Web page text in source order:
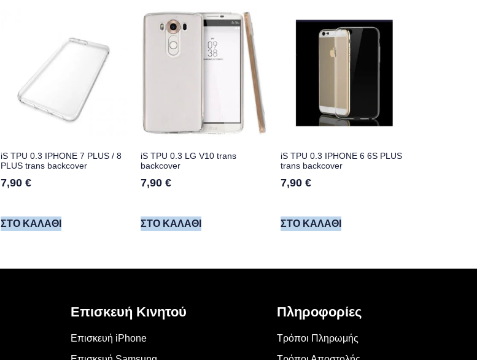
iS TPU 0.3 IPHONE 7 PLUS / 8
PLUS trans backcover
7,90 €
ΣΤΟ ΚΑΛΆΘΙ
iS TPU 0.3 LG V10 trans
backcover
7,90 €
ΣΤΟ ΚΑΛΆΘΙ
iS TPU 0.3 IPHONE 6 6S PLUS
trans backcover
7,90 €
ΣΤΟ ΚΑΛΆΘΙ
Επισκευή Κινητού
Επισκευή iPhone
Πληροφορίες
Τρόποι Πληρωμής